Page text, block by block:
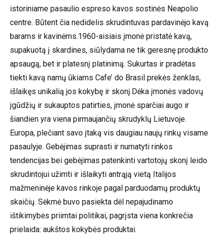
istoriniame pasaulio espreso kavos sostinės Neapolio
centre. Būtent čia nedidelis skrudintuvas pardavinėjo kavą
barams ir kavinėms.1960-aisiais įmonė pristatė kavą,
supakuotą į skardines, siūlydama ne tik geresnę produkto
apsaugą, bet ir platesnį platinimą. Sukurtas ir pradėtas
tiekti kavą namų ūkiams Cafe’ do Brasil prekės ženklas,
išlaikęs unikalią jos kokybę ir skonį.Dėka įmonės vadovų
įgūdžių ir sukauptos patirties, įmonė sparčiai augo ir
šiandien yra viena pirmaujančių skrudyklų Lietuvoje.
Europa, plečiant savo įtaką vis daugiau naujų rinkų visame
pasaulyje. Gebėjimas suprasti ir numatyti rinkos
tendencijas bei gebėjimas patenkinti vartotojų skonį leido
skrudintojui užimti ir išlaikyti antrąją vietą Italijos
mažmeninėje kavos rinkoje pagal parduodamų produktų
skaičių. Sėkmė buvo pasiekta dėl nepajudinamo
ištikimybės priimtai politikai, pagrįsta viena konkrečia
prielaida: aukštos kokybės produktai.